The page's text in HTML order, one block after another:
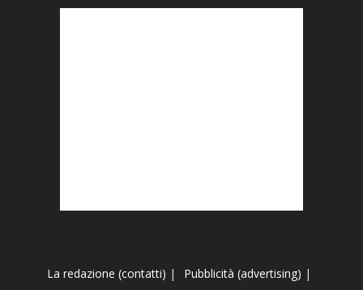
La redazione (contatti) | Pubblicità (advertising) |